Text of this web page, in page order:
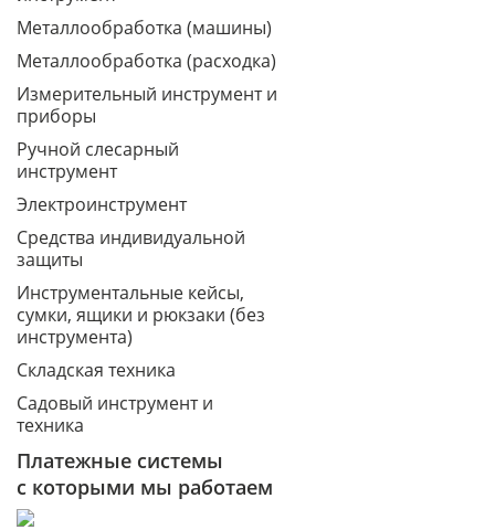
Металлообработка (машины)
Металлообработка (расходка)
Измерительный инструмент и
приборы
Ручной слесарный
инструмент
Электроинструмент
Средства индивидуальной
защиты
Инструментальные кейсы,
сумки, ящики и рюкзаки (без
инструмента)
Складская техника
Садовый инструмент и
техника
Платежные системы
с которыми мы работаем